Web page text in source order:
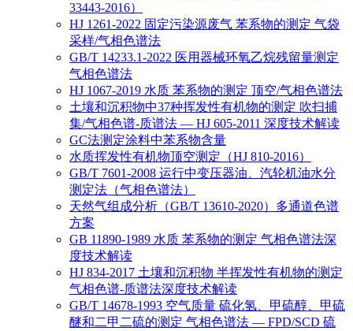
33443-2016）
HJ 1261-2022 固定污染源废气 苯系物的测定 气袋
采样/气相色谱法
GB/T 14233.1-2022 医用器械环氧乙烷残留量测定
气相色谱法
HJ 1067-2019 水质 苯系物的测定 顶空/气相色谱法
土壤和沉积物中37种挥发性有机物的测定 吹扫捕
集/气相色谱-质谱法 — HJ 605-2011 深度技术解读
GC法测定涂料中苯系物含量
水质挥发性有机物顶空测定（HJ 810-2016）
GB/T 7601-2008 运行中变压器油、汽轮机油水分
测定法（气相色谱法）
天然气组成分析（GB/T 13610-2020）多通道色谱
方案
GB 11890-1989 水质 苯系物的测定 气相色谱法深
度技术解读
HJ 834-2017 土壤和沉积物 半挥发性有机物的测定
气相色谱-质谱法深度技术解读
GB/T 14678-1993 空气质量 硫化氢、甲硫醇、甲硫
醚和二甲二硫的测定 气相色谱法 — FPD/SCD 硫